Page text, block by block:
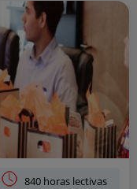
840 horas lectivas